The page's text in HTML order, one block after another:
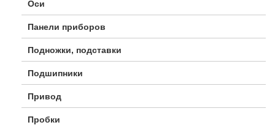
Оси
Панели приборов
Подножки, подставки
Подшипники
Привод
Пробки